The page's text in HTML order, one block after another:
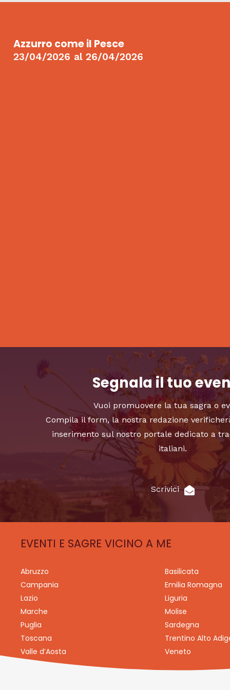
Azzurro come il Pesce
23/04/2026 al26/04/2026
Segnala il tuo
Vuoi promuovere la tua sagra o
Compila il form, la nostra redazione
inserimento sul nostro portale dedicato a
italiani.
Scrivici
EVENTI E SAGRE VICINO A ME
Abruzzo Basilicata
Campania
Emilia Romagna
Lazio
Liguria
Marche
Molise
Puglia
Sardegna
Toscana
Trentino Alto
Valle d’Aosta
Veneto